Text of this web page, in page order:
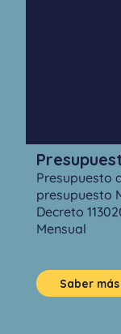
Presupuesto
presupuesto
Decreto
Mensual
Saber más